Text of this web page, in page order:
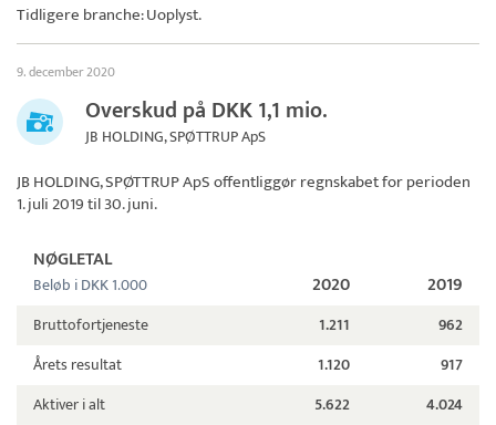
Tidligere branche: Uoplyst.
9. december 2020
Overskud på DKK 1,1 mio.
JB HOLDING, SPØTTRUP ApS
JB HOLDING, SPØTTRUP ApSoffentliggør regnskabet for perioden
1. juli 2019 til 30. juni.
NØGLETAL
Beløb i DKK 1.000 2020 2019
Bruttofortjeneste 1.211
962
Årets resultat
1.120
917
Aktiver i alt
5.622
4.024